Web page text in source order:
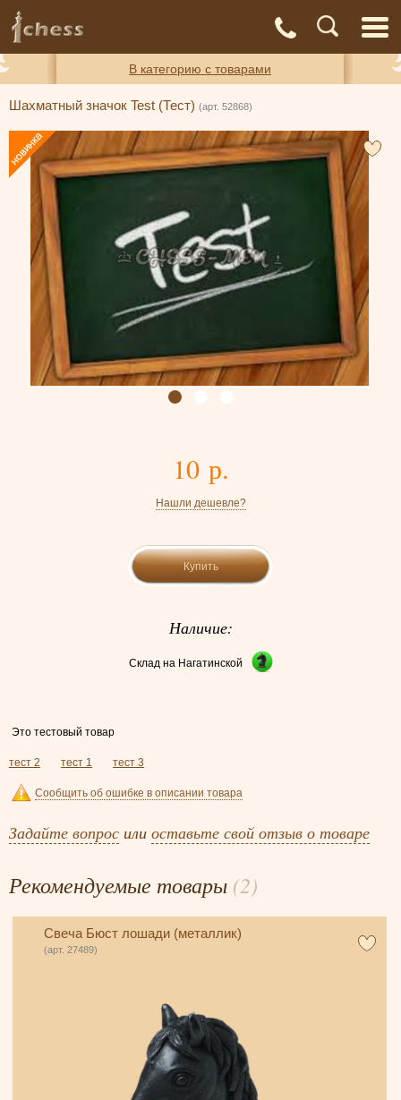
и оплата
В категорию с товарами
Шахматный значок Test (Тест) (арт. 52868)
10 р.
Нашли дешевле?
Купить
Наличие:
Склад на Нагатинской
Это тестовый товар
тест 2 тест 1 тест 3
Сообщить об ошибке в описании товара
Задайте вопрос или оставьте свой отзыв о товаре
Рекомендуемые товары (2)
Свеча Бюст лошади (металлик)
(арт. 27489)